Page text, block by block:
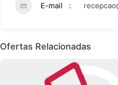
E-mail
Ofertas Relacionadas